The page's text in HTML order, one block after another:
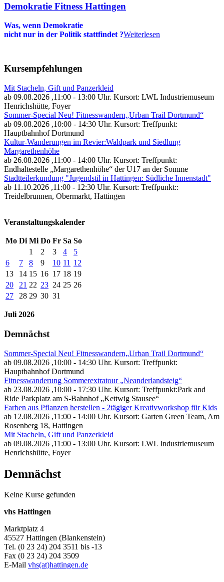
Demokratie Fitness Hattingen
Was, wenn Demokratie
nicht nur in der Politik stattfindet ?Weiterlesen
Kursempfehlungen
Mit Stacheln, Gift und Panzerkleid
ab 09.08.2026 ,11:00 - 13:00 Uhr. Kursort: LWL Industriemuseum
Henrichshütte, Foyer
Sommer-Special Neu! Fitnesswandern„Urban Trail Dortmund“
ab 09.08.2026 ,10:00 - 14:30 Uhr. Kursort: Treffpunkt:
Hauptbahnhof Dortmund
Kultur-Wanderungen im Revier:Waldpark und Siedlung
Margarethenhöhe
ab 26.08.2026 ,11:00 - 14:00 Uhr. Kursort: Treffpunkt:
Endhaltestelle „Margarethenhöhe“ der U17 an der Somme
Stadtteilerkundung "Jugendstil in Hattingen: Südliche Innenstadt"
ab 11.10.2026 ,11:00 - 12:30 Uhr. Kursort: Treffpunkt::
Treidelbrunnen, Obermarkt, Hattingen
Veranstaltungskalender
Mo Di Mi Do Fr Sa So
1
2 3 4
5
6
7 8 9 10 11 12
13
14 15 16 17 18 19
20
21 22 23 24 25 26
27
28 29 30 31
Juli 2026
Demnächst
Sommer-Special Neu! Fitnesswandern„Urban Trail Dortmund“
ab 09.08.2026 ,10:00 - 14:30 Uhr. Kursort: Treffpunkt:
Hauptbahnhof Dortmund
Fitnesswanderung Sommerextratour „Neanderlandsteig“
ab 23.08.2026 ,10:00 - 17:30 Uhr. Kursort: Treffpunkt:Park and
Ride Parkplatz am S-Bahnhof „Kettwig Stausee“
Farben aus Pflanzen herstellen - 2tägiger Kreativworkshop für Kids
ab 12.08.2026 ,11:00 - 14:00 Uhr. Kursort: Garten Green Team, Am
Rosenberg 18, Hattingen
Mit Stacheln, Gift und Panzerkleid
ab 09.08.2026 ,11:00 - 13:00 Uhr. Kursort: LWL Industriemuseum
Henrichshütte, Foyer
Demnächst
Keine Kurse gefunden
vhs Hattingen
Marktplatz 4
45527 Hattingen (Blankenstein)
Tel. (0 23 24) 204 3511 bis -13
Fax (0 23 24) 204 3509
E-Mail vhs(at)hattingen.de